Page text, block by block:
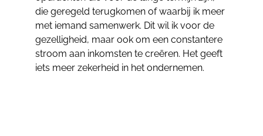
die geregeld terugkomen of waarbij ik meer
met iemand samenwerk. Dit wil ik voor de
gezelligheid, maar ook om een constantere
stroom aan inkomsten te creëren. Het geeft
iets meer zekerheid in het ondernemen.